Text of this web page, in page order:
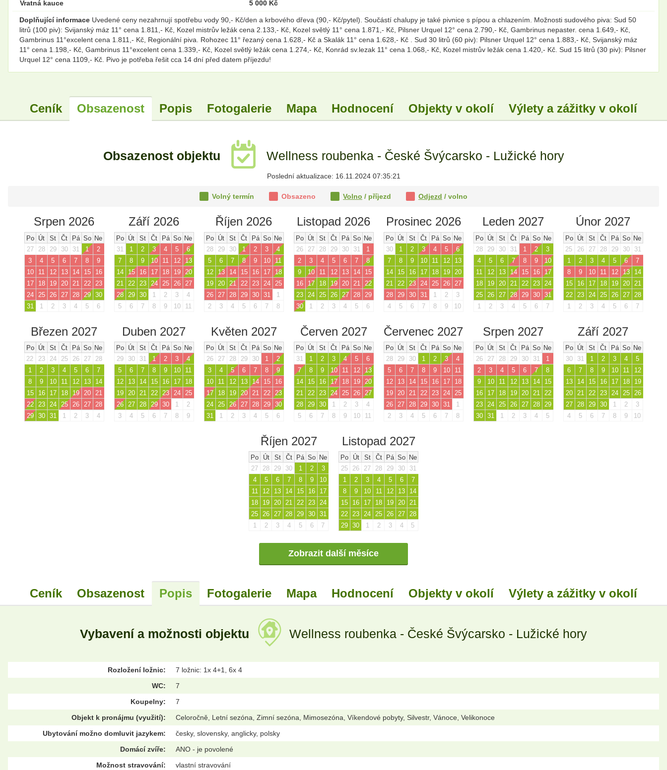
Vratná kauce 5 000 Kč
Doplňující informace Uvedené ceny nezahrnují spotřebu vody 90,- Kč/den a krbového dřeva (90,- Kč/pytel). Součástí chalupy je také pivnice s pípou a chlazením. Možnosti sudového piva: Sud 50
litrů (100 piv): Svijanský máz 11° cena 1.811,- Kč, Kozel mistrův ležák cena 2.133,- Kč, Kozel světlý 11° cena 1.871,- Kč, Pilsner Urquel 12° cena 2.790,- Kč, Gambrinus nepaster. cena 1.649,- Kč,
Gambrinus 11°excelent cena 1.811,- Kč, Regionální piva. Rohozec 11° řezaný cena 1.628,- Kč a Skalák 11° cena 1.628,- Kč . Sud 30 litrů (60 piv): Pilsner Urquel 12° cena 1.883,- Kč, Svijanský máz
11° cena 1.198,- Kč, Gambrinus 11°excelent cena 1.339,- Kč, Kozel světlý ležák cena 1.274,- Kč, Konrád sv.lezak 11° cena 1.068,- Kč, Kozel mistrův ležák cena 1.420,- Kč. Sud 15 litrů (30 piv): Pilsner
Urquel 12° cena 1109,- Kč. Pivo je potřeba řešit cca 14 dní před datem příjezdu!
Ceník Obsazenost Popis Fotogalerie Mapa Hodnocení Objekty v okolí Výlety a zážitky v okolí
Obsazenost objektu Wellness roubenka - České Švýcarsko - Lužické hory
Poslední aktualizace: 16.11.2024 07:35:21
Volný termín Obsazeno Volno / příjezd Odjezd / volno
Srpen 2026
Po Út St Čt Pá So Ne
27
28 29 30 31 1
2
3
4 5 6 7 8
9
10
11 12 13 14 15
16
17
18 19 20 21 22
23
24
25 26 27 28 29
30
31
1 2 3 4 5 6
Září 2026
Po Út St Čt Pá So Ne
31
1 2 3 4 5
6
7
8 9 10 11 12
13
14
15 16 17 18 19
20
21
22 23 24 25 26
27
28
29 30 1 2 3
4
5
6 7 8 9 10 11
Říjen 2026
Po Út St Čt Pá So Ne
28
29 30 1 2 3
4
5
6 7 8 9 10
11
12
13 14 15 16 17
18
19
20 21 22 23 24
25
26
27 28 29 30 31
1
2
3 4 5 6 7 8
Listopad 2026
Po Út St Čt Pá So Ne
26
27 28 29 30 31
1
2
3 4 5 6 7
8
9
10 11 12 13 14
15
16
17 18 19 20 21
22
23
24 25 26 27 28
29
30
1 2 3 4 5 6
Prosinec 2026
Po Út St Čt Pá So Ne
30
1 2 3 4 5
6
7
8 9 10 11 12
13
14
15 16 17 18 19
20
21
22 23 24 25 26
27
28
29 30 31 1 2
3
4
5 6 7 8 9 10
Leden 2027
Po Út St Čt Pá So Ne
28
29 30 31 1 2
3
4
5 6 7 8 9
10
11
12 13 14 15 16
17
18
19 20 21 22 23
24
25
26 27 28 29 30
31
1
2 3 4 5 6 7
Únor 2027
Po Út St Čt Pá So Ne
25
26 27 28 29 30
31
1
2 3 4 5 6
7
8
9 10 11 12 13
14
15
16 17 18 19 20
21
22
23 24 25 26 27
28
1
2 3 4 5 6 7
Březen 2027
Po Út St Čt Pá So Ne
22
23 24 25 26 27
28
1
2 3 4 5 6
7
8
9 10 11 12 13
14
15
16 17 18 19 20
21
22
23 24 25 26 27
28
29
30 31 1 2 3 4
Duben 2027
Po Út St Čt Pá So Ne
29
30 31 1 2 3
4
5
6 7 8 9 10
11
12
13 14 15 16 17
18
19
20 21 22 23 24
25
26
27 28 29 30 1
2
3
4 5 6 7 8 9
Květen 2027
Po Út St Čt Pá So Ne
26
27 28 29 30 1
2
3
4 5 6 7 8
9
10
11 12 13 14 15
16
17
18 19 20 21 22
23
24
25 26 27 28 29
30
31
1 2 3 4 5 6
Červen 2027
Po Út St Čt Pá So Ne
31
1 2 3 4 5
6
7
8 9 10 11 12
13
14
15 16 17 18 19
20
21
22 23 24 25 26
27
28
29 30 1 2 3
4
5
6 7 8 9 10 11
Červenec 2027
Po Út St Čt Pá So Ne
28
29 30 1 2 3
4
5
6 7 8 9 10
11
12
13 14 15 16 17
18
19
20 21 22 23 24
25
26
27 28 29 30 31
1
2
3 4 5 6 7 8
Srpen 2027
Po Út St Čt Pá So Ne
26
27 28 29 30 31
1
2
3 4 5 6 7
8
9
10 11 12 13 14
15
16
17 18 19 20 21
22
23
24 25 26 27 28
29
30
31 1 2 3 4 5
Září 2027
Po Út St Čt Pá So Ne
30
31 1 2 3 4
5
6
7 8 9 10 11
12
13
14 15 16 17 18
19
20
21 22 23 24 25
26
27
28 29 30 1 2
3
4
5 6 7 8 9 10
Říjen 2027
Po Út St Čt Pá So Ne
27
28 29 30 1 2
3
4
5 6 7 8 9
10
11
12 13 14 15 16
17
18
19 20 21 22 23 24
25 26 27 28 29 30 31
1
2 3 4 5 6 7
Listopad 2027
Po Út St Čt Pá So Ne
25
26 27 28 29 30
31
1
2 3 4 5 6
7
8
9 10 11 12 13
14
15
16 17 18 19 20 21
22 23 24 25 26 27 28
29 30 1 2 3 4 5
Zobrazit další měsíce
Ceník Obsazenost Popis Fotogalerie Mapa Hodnocení Objekty v okolí Výlety a zážitky v okolí
Vybavení a možnosti objektu Wellness roubenka - České Švýcarsko - Lužické hory
Rozložení ložnic:
7 ložnic: 1x 4+1, 6x 4
WC:
7
Koupelny:
7
Objekt k pronájmu (využití):
Celoročně, Letní sezóna, Zimní sezóna, Mimosezóna, Víkendové pobyty, Silvestr, Vánoce, Velikonoce
Ubytování možno domluvit jazykem:
česky, slovensky, anglicky, polsky
Domácí zvíře:
ANO - je povolené
Možnost stravování:
vlastní stravování